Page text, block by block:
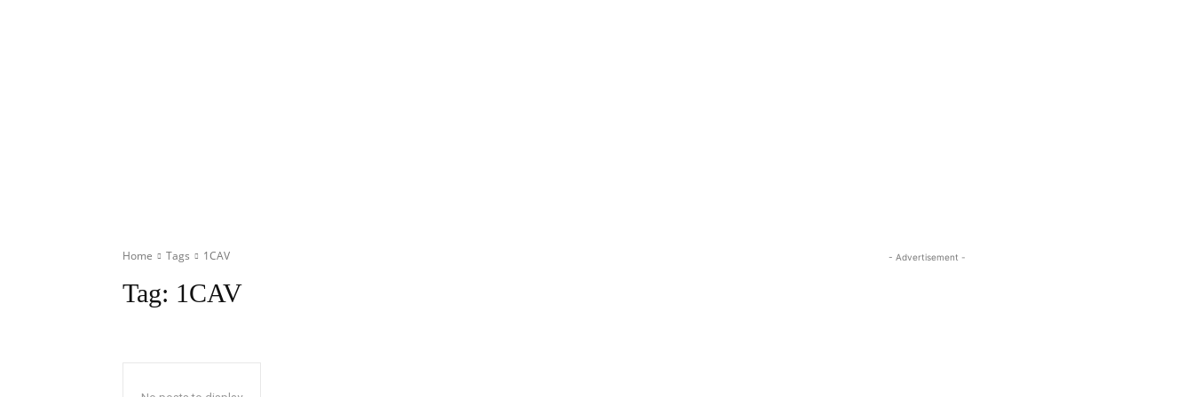
Home Tags 1CAV
Tag: 1CAV
- Advertisement -